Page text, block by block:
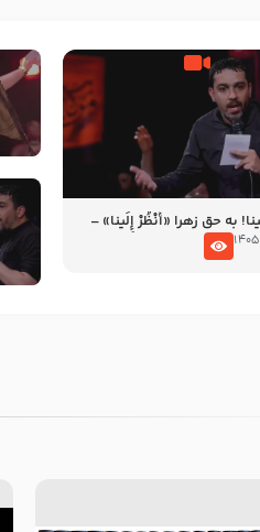
به‌ حق زهرا «أُنْظُرْ إِلَینا» –
ماه محرّم 1405